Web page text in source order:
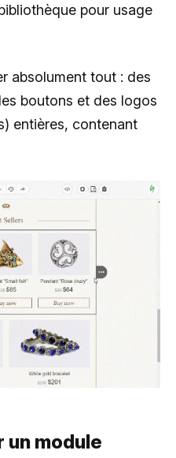
pour usage
absolument tout : des
boutons et des logos
entières, contenant
un module